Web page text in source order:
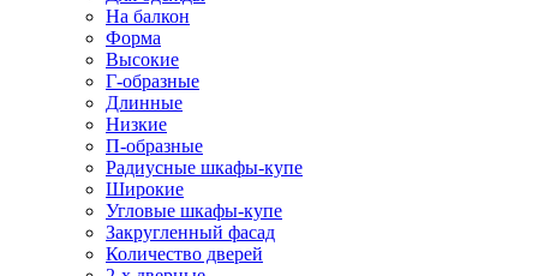
На балкон
Форма
Высокие
Г-образные
Длинные
Низкие
П-образные
Радиусные шкафы-купе
Широкие
Угловые шкафы-купе
Закругленный фасад
Количество дверей